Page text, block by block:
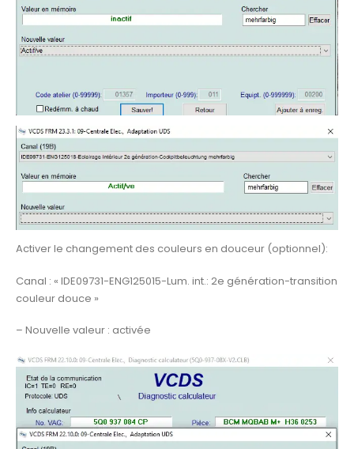
Activer le changement des couleurs en douceur (optionnel):
Canal : « IDE09731-ENG125015-Lum. int.: 2e génération-transition
couleur douce »
– Nouvelle valeur : activée